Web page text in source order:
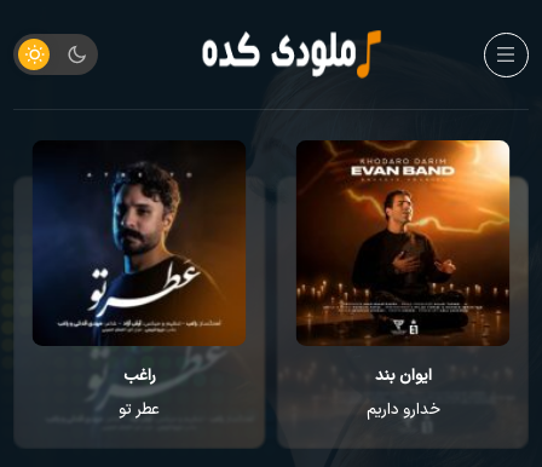
ایوان بند
خدارو داریم
راغب
عطر تو